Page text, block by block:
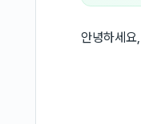
안녕하세